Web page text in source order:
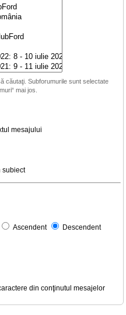
căutaţi. Subforumurile sunt selectate
mai jos.
mesajului
subiect
Ascendent Descendent
din conţinutul mesajelor